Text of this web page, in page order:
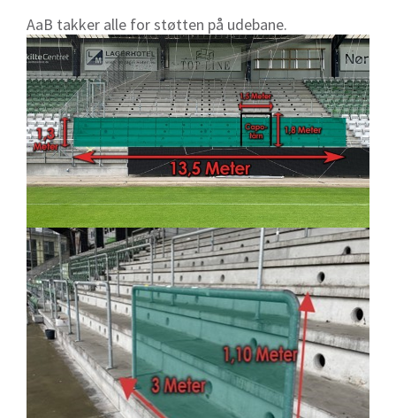
AaB takker alle for støtten på udebane.